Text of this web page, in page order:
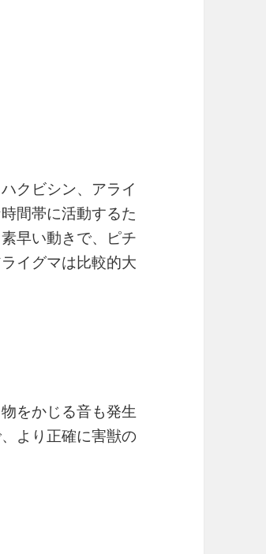
クビシン、アライ
間帯に活動するた
早い動きで、ピチ
イグマは比較的大
をかじる音も発生
より正確に害獣の